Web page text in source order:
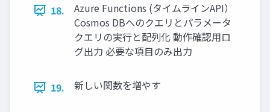
18.
Azure Functions (タイムラインAPI）
Cosmos DBへのクエリとパラメータ
クエリの実行と配列化 動作確認用ロ
グ出力 必要な項目のみ出力
19. 新しい関数を増やす